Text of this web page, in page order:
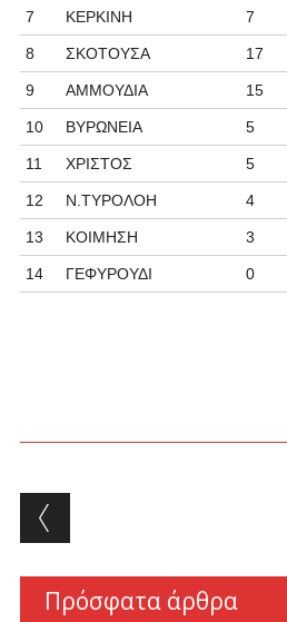
7 ΚΕΡΚΙΝΗ 7
8 ΣΚΟΤΟΥΣΑ 17
9 ΑΜΜΟΥΔΙΑ 15
10 ΒΥΡΩΝΕΙΑ 5
11 ΧΡΙΣΤΟΣ 5
12 Ν.ΤΥΡΟΛΟΗ 4
13 ΚΟΙΜΗΣΗ 3
14 ΓΕΦΥΡΟΥΔΙ 0
Post navigation
Πρόσφατα άρθρα